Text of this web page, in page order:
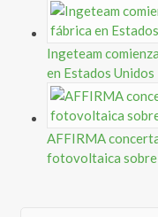
Ingeteam
en Estados Unidos
AFFIRMA
fotovoltaica sobre